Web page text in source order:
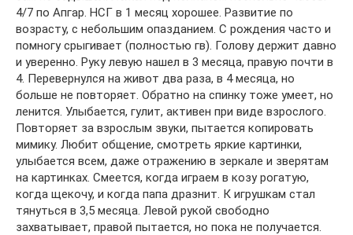
4/7 по Апгар. НСГ в 1 месяц хорошее. Развитие по
возрасту, с небольшим опазданием. С рождения часто и
помногу срыгивает (полностью гв). Голову держит давно
и уверенно. Руку левую нашел в 3 месяца, правую почти в
4. Перевернулся на живот два раза, в 4 месяца, но
больше не повторяет. Обратно на спинку тоже умеет, но
ленится. Улыбается, гулит, активен при виде взрослого.
Повторяет за взрослым звуки, пытается копировать
мимику. Любит общение, смотреть яркие картинки,
улыбается всем, даже отражению в зеркале и зверятам
на картинках. Смеется, когда играем в козу рогатую,
когда щекочу, и когда папа дразнит. К игрушкам стал
тянуться в 3,5 месяца. Левой рукой свободно
захватывает, правой пытается, но пока не получается.